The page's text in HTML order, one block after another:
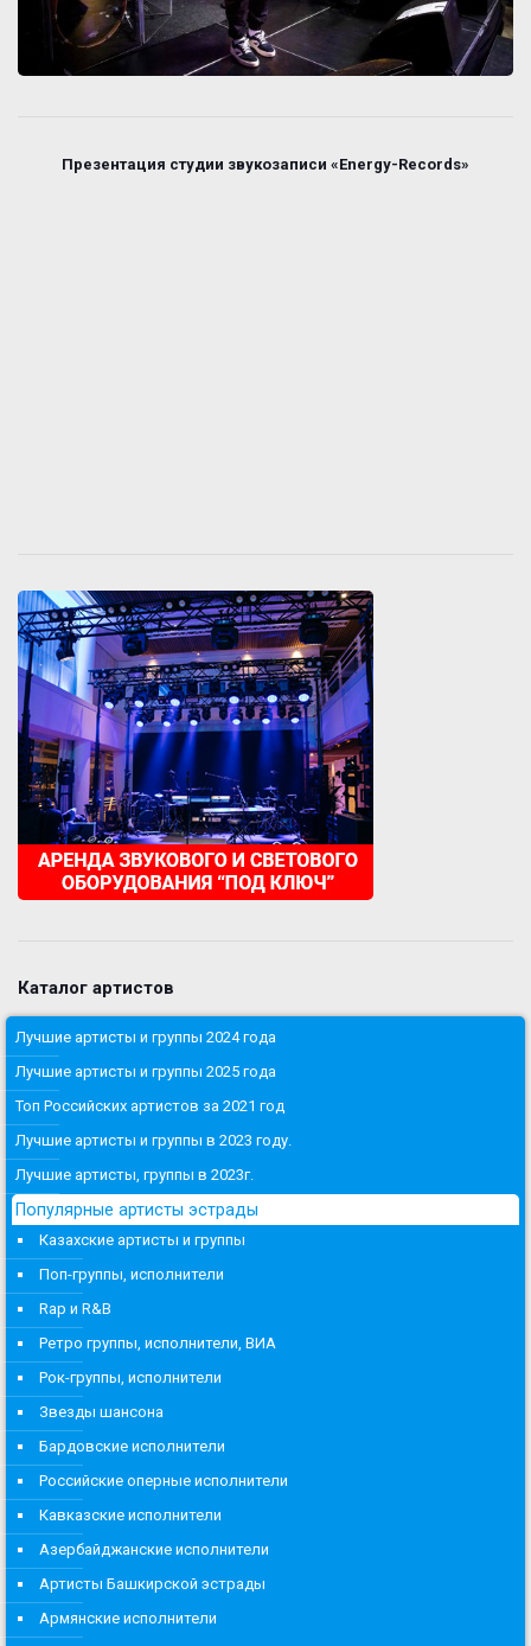
Презентация студии звукозаписи «Energy-Records»
Каталог артистов
Лучшие артисты и группы 2024 года
Лучшие артисты и группы 2025 года
Топ Российских артистов за 2021 год
Лучшие артисты и группы в 2023 году.
Лучшие артисты, группы в 2023г.
Популярные артисты эстрады
Казахские артисты и группы
Поп-группы, исполнители
Rap и R&B
Ретро группы, исполнители, ВИА
Рок-группы, исполнители
Звезды шансона
Бардовские исполнители
Российские оперные исполнители
Кавказские исполнители
Азербайджанские исполнители
Артисты Башкирской эстрады
Армянские исполнители